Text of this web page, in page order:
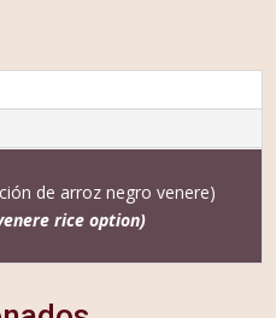
de arroz negro venere)
rice option)